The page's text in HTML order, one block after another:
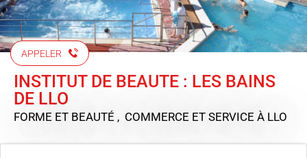
APPELER
INSTITUT DE BEAUTE : LES BAINS
DE LLO
FORME ET BEAUTÉ , COMMERCE ET SERVICE À LLO